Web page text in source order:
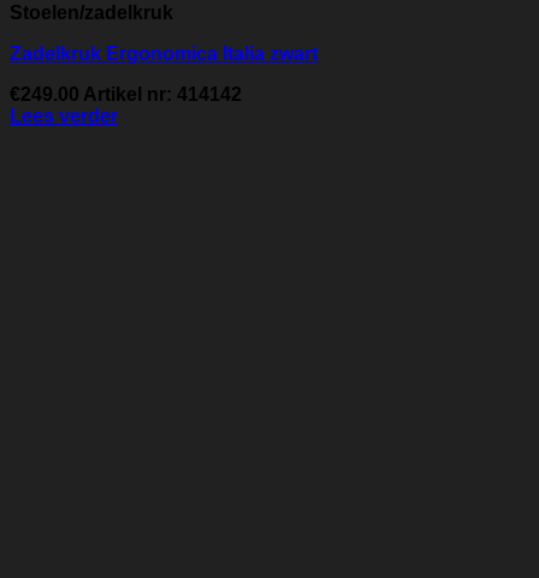
Stoelen/zadelkruk
Zadelkruk Ergonomica Italia zwart
€249.00 Artikel nr: 414142
Lees verder